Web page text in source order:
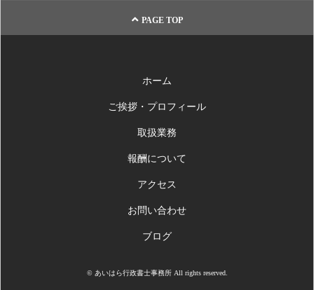
PAGE TOP
ホーム
ご挨拶・プロフィール
取扱業務
報酬について
アクセス
お問い合わせ
ブログ
© あいはら行政書士事務所 All rights reserved.